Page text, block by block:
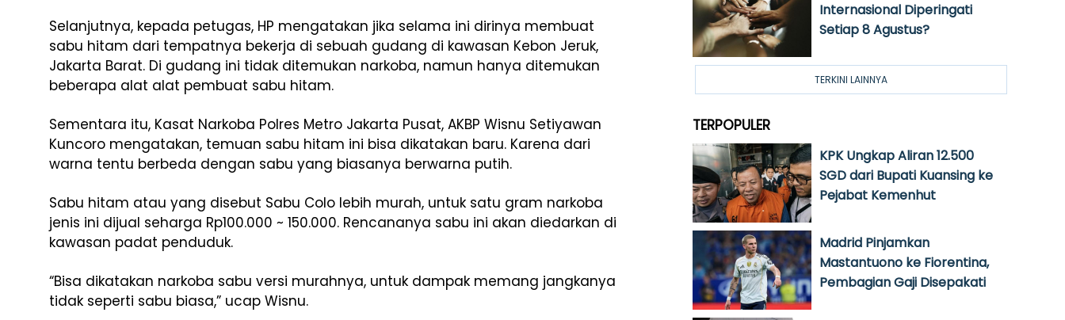
Selanjutnya, kepada petugas, HP mengatakan jika selama ini dirinya membuat
sabu hitam dari tempatnya bekerja di sebuah gudang di kawasan Kebon Jeruk,
Jakarta Barat. Di gudang ini tidak ditemukan narkoba, namun hanya ditemukan
beberapa alat alat pembuat sabu hitam.
Sementara itu, Kasat Narkoba Polres Metro Jakarta Pusat, AKBP Wisnu Setiyawan
Kuncoro mengatakan, temuan sabu hitam ini bisa dikatakan baru. Karena dari
warna tentu berbeda dengan sabu yang biasanya berwarna putih.
Sabu hitam atau yang disebut Sabu Colo lebih murah, untuk satu gram narkoba
jenis ini dijual seharga Rp100.000 ~ 150.000. Rencananya sabu ini akan diedarkan di
kawasan padat penduduk.
“Bisa dikatakan narkoba sabu versi murahnya, untuk dampak memang jangkanya
tidak seperti sabu biasa,” ucap Wisnu.
Internasional Diperingati
Setiap 8 Agustus?
TERKINI LAINNYA
TERPOPULER
KPK Ungkap Aliran 12.500
SGD dari Bupati Kuansing ke
Pejabat Kemenhut
Madrid Pinjamkan
Mastantuono ke Fiorentina,
Pembagian Gaji Disepakati